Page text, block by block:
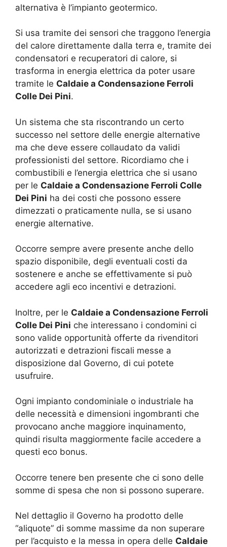
alternativa è l’impianto geotermico.
Si usa tramite dei sensori che traggono l’energia
del calore direttamente dalla terra e, tramite dei
condensatori e recuperatori di calore, si
trasforma in energia elettrica da poter usare
tramite le Caldaie a Condensazione Ferroli
Colle Dei Pini.
Un sistema che sta riscontrando un certo
successo nel settore delle energie alternative
ma che deve essere collaudato da validi
professionisti del settore. Ricordiamo che i
combustibili e l’energia elettrica che si usano
per le Caldaie a Condensazione Ferroli Colle
Dei Pini ha dei costi che possono essere
dimezzati o praticamente nulla, se si usano
energie alternative.
Occorre sempre avere presente anche dello
spazio disponibile, degli eventuali costi da
sostenere e anche se effettivamente si può
accedere agli eco incentivi e detrazioni.
Inoltre, per le Caldaie a Condensazione Ferroli
Colle Dei Pini che interessano i condomini ci
sono valide opportunità offerte da rivenditori
autorizzati e detrazioni fiscali messe a
disposizione dal Governo, di cui potete
usufruire.
Ogni impianto condominiale o industriale ha
delle necessità e dimensioni ingombranti che
provocano anche maggiore inquinamento,
quindi risulta maggiormente facile accedere a
questi eco bonus.
Occorre tenere ben presente che ci sono delle
somme di spesa che non si possono superare.
Nel dettaglio il Governo ha prodotto delle
“aliquote” di somme massime da non superare
per l’acquisto e la messa in opera delle Caldaie